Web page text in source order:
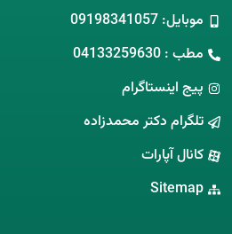
موبایل: 09198341057
مطب : 04133259630
پیج اینستاگرام
تلگرام دکتر محمدزاده
کانال آپارات
Sitemap